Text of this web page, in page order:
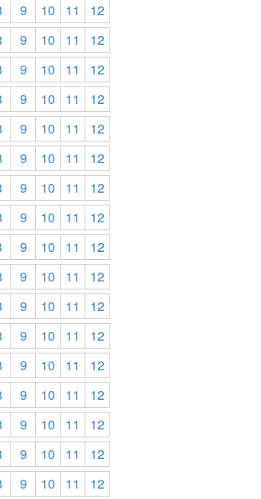
9 10 11
12
9 10 11
12
9 10 11
12
9 10 11
12
9 10 11
12
9 10 11
12
9 10 11
12
9 10 11
12
9 10 11
12
9 10 11
12
9 10 11
12
9 10 11
12
9 10 11
12
9 10 11
12
9 10 11
12
9 10 11
12
9 10 11
12